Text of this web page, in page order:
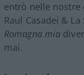
entrò nelle nostre
Raul Casadei &
Romagna mia
mai.